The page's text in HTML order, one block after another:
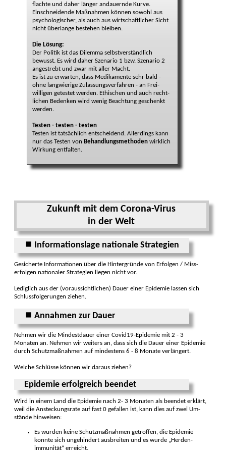
flachte und daher länger an­dauernde Kurve.
Ein­schneidende Maß­nahmen können sowohl aus
psycho­logischer, als auch aus wirt­schaft­licher Sicht
nicht über­lange be­stehen bleiben.
Die Lösung:
Der Politik ist das Dilemma selbst­verständlich
bewusst. Es wird daher Sze­nario 1 bzw. Sze­nario 2
ange­strebt und zwar mit aller Macht.
Es ist zu er­warten, dass Medi­kamente sehr bald -
ohne lang­wierige Zu­lassungs­ver­fahren - an Frei­
willigen ge­tes­tet werden. Ethi­schen und auch recht­
lichen Be­denken wird wenig Be­ach­tung geschenkt
werden.
Testen - testen - testen
Testen ist tat­sächlich ent­scheidend. Aller­dings kann
nur das Testen von Be­handlungs­me­thoden wirk­lich
Wir­kung entfalten.
Zukunft mit dem Corona-Virus
in der Welt
⏹ Informations­lage nationale Stra­tegien
Gesicherte Informa­tionen über die Hinter­gründe von Er­folgen / Miss­
erfolgen natio­naler Strate­gien liegen nicht vor.
Lediglich aus der (voraussichtlichen) Dauer einer Epi­demie lassen sich
Schluss­folgerungen ziehen.
⏹ Annahmen zur Dauer
Nehmen wir die Mindest­dauer einer Covid19-Epi­demie mit 2 - 3
Monaten an. Nehmen wir weiters an, dass sich die Dauer einer Epi­demie
durch Schutz­maßnahmen auf min­destens 6 - 8 Monate ver­längert.
Welche Schlüsse können wir daraus ziehen?
Epidemie erfolgreich beendet
Wird in einem Land die Epidemie nach 2- 3 Monaten als be­endet erklärt,
weil die An­steckungs­rate auf fast 0 ge­fallen ist, kann dies auf zwei Um­
stände hin­weisen:
Es wurden keine Schutz­maß­nahmen ge­troffen, die Epi­demie
konnte sich unge­hindert aus­breiten und es wurde „Herden­
immuni­tät“ erreicht.